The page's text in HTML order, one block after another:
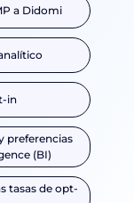
a Didomi
in
preferencias
(BI)
tasas de opt-